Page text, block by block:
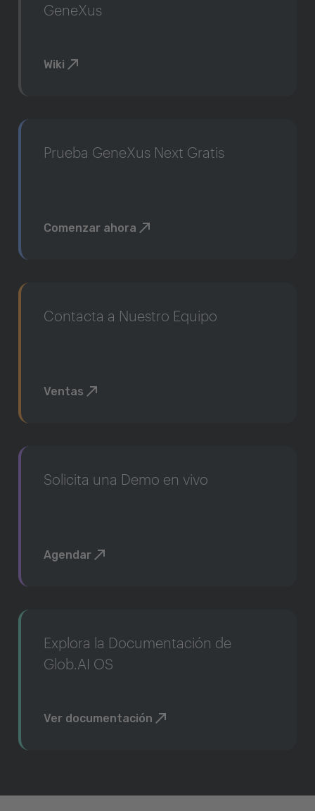
GeneXus
Wiki
Prueba GeneXus Next Gratis
Comenzar ahora
Contacta a Nuestro Equipo
Ventas
Solicita una Demo en vivo
Agendar
Explora la Documentación de
Glob.AI OS
Ver documentación